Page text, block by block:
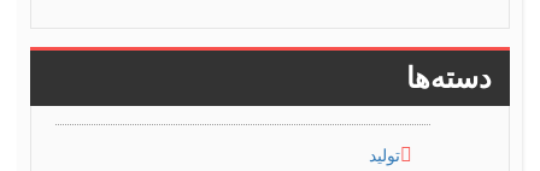
دسته‌ها
تولید